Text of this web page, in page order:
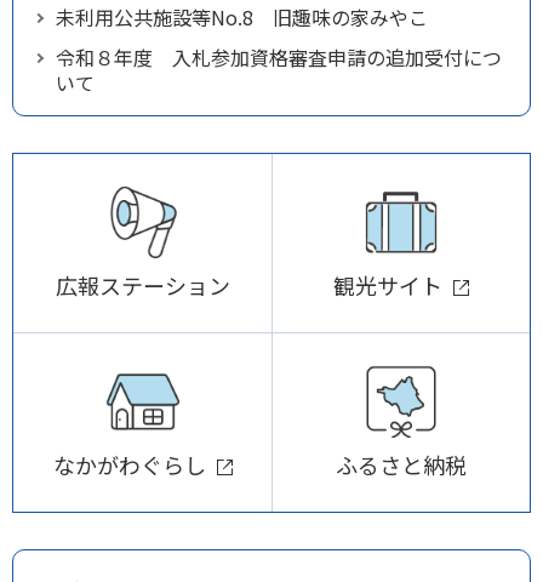
未利用公共施設等No.8 旧趣味の家みやこ
令和８年度 入札参加資格審査申請の追加受付につ
いて
広報ステーション 観光サイト
なかがわぐらし ふるさと納税